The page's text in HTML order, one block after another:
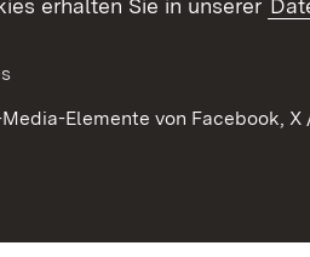
erhalten Sie in unserer
Elemente von Facebook,